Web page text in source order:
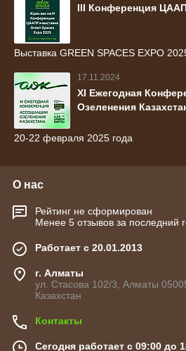
III Конференция
Выставка GREEN SPACES EXPO
17.11.2024
ХI Ежегодная
Озеленения
20-22 февраля 2025 года
О нас
Рейтинг не сформирован
Менее 5 отзывов за последний
Работает с 20.01.2013
г. Алматы
ул. Стасова 102/3, Алматы
Казахстан
Контакты
Сегодня работает с 09:00 до